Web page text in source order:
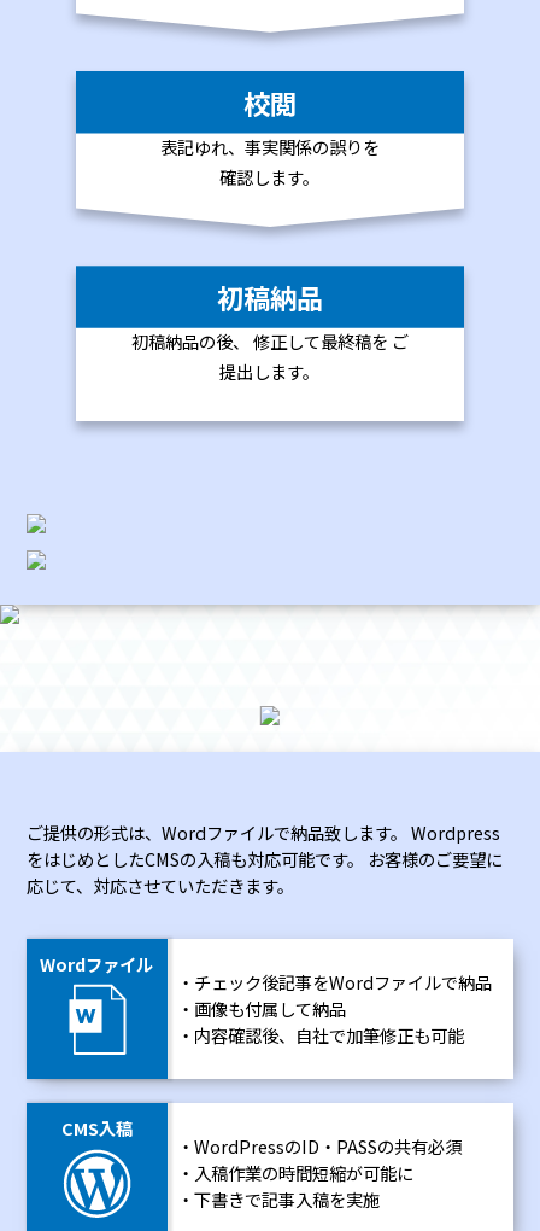
校閲
表記ゆれ、 事実関係の誤りを
確認します。
初稿納品
初稿納品の後、 修正して最終稿を ご
提出します。
ご提供の形式は、Wordファイルで納品致します。 Wordpress
をはじめとしたCMSの入稿も対応可能です。
お客様のご要望に
応じて、対応させていただきます。
Wordファイル
チェック後記事をWordファイルで納品
画像も付属して納品
内容確認後、自社で加筆修正も可能
CMS入稿
WordPressのID・PASSの共有必須
入稿作業の時間短縮が可能に
下書きで記事入稿を実施